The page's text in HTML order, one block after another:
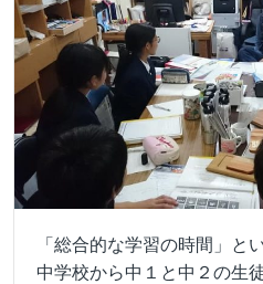
「総合的な学習の時間」と
中学校から中１と中２の生